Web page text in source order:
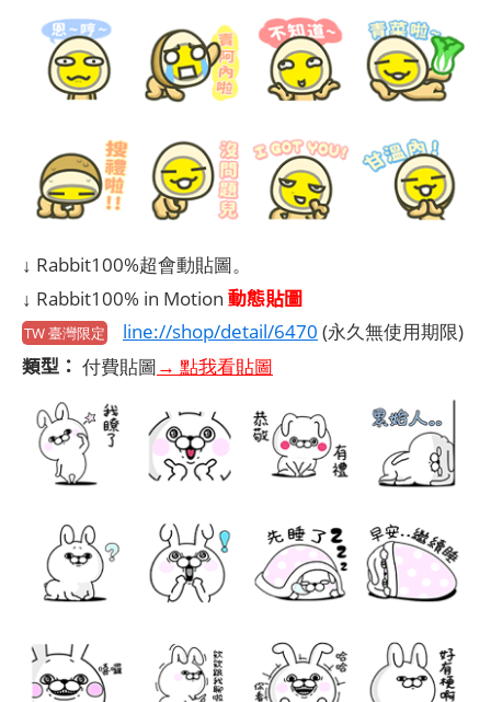
↓ Rabbit100%超會動貼圖。
↓ Rabbit100% in Motion 動態貼圖
TW 臺灣限定 line://shop/detail/6470 (永久無使用期限)
類型： 付費貼圖→ 點我看貼圖